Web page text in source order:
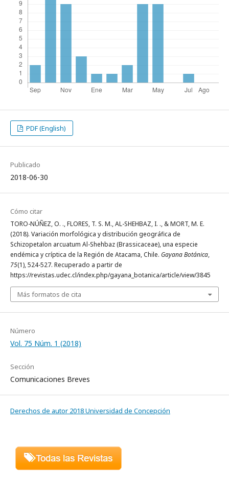
PDF (English)
Publicado
2018-06-30
Cómo citar
TORO-NÚÑEZ, O. ., FLORES, T. S. M., AL-SHEHBAZ, I. ., & MORT, M. E.
(2018). Variación morfológica y distribución geográfica de
Schizopetalon arcuatum Al-Shehbaz (Brassicaceae), una especie
endémica y críptica de la Región de Atacama, Chile. Gayana Botánica,
75(1), 524-527. Recuperado a partir de
https://revistas.udec.cl/index.php/gayana_botanica/article/view/3845
Más formatos de cita
Número
Vol. 75 Núm. 1 (2018)
Sección
Comunicaciones Breves
Derechos de autor 2018 Universidad de Concepción